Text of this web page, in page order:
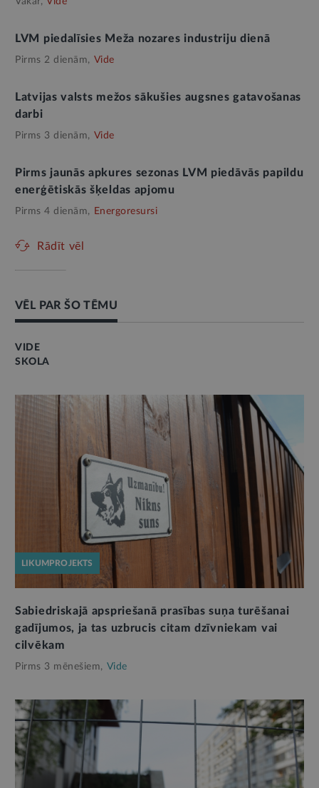
LVM piedalīsies Meža nozares industriju dienā
Pirms 2 dienām, Vide
Latvijas valsts mežos sākušies augsnes gatavošanas
darbi
Pirms 3 dienām, Vide
Pirms jaunās apkures sezonas LVM piedāvās papildu
enerģētiskās šķeldas apjomu
Pirms 4 dienām, Energoresursi
Rādīt vēl
VĒL PAR ŠO TĒMU
VIDE
SKOLA
LIKUMPROJEKTS
Sabiedriskajā apspriešanā prasības suņa turēšanai
gadījumos, ja tas uzbrucis citam dzīvniekam vai
cilvēkam
Pirms 3 mēnešiem, Vide